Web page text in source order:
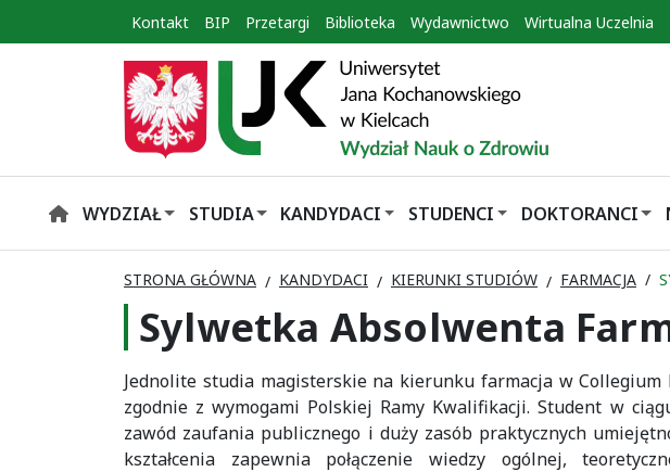
Kontakt BIP Przetargi Biblioteka Wydawnictwo Wirtualna Uczelnia
HOMEWYDZIAŁ STUDIA KANDYDACI STUDENCI DOKTORANCI
STRONA GŁÓWNA KANDYDACI KIERUNKI STUDIÓW FARMACJA
Sylwetka Absolwenta
Jednolite studia magisterskie na kierunku farmacja w Collegium
zgodnie z wymogami Polskiej Ramy Kwalifikacji. Student w
zawód zaufania publicznego i duży zasób praktycznych
kształcenia zapewnia połączenie wiedzy ogólnej,